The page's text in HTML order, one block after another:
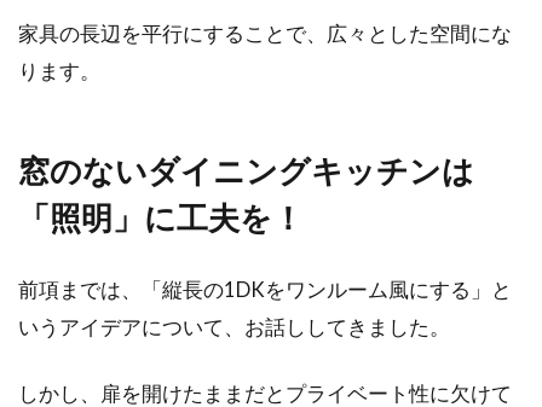
家具の長辺を平行にすることで、広々とした空間にな
ります。
窓のないダイニングキッチンは
「照明」に工夫を！
前項までは、「縦長の1DKをワンルーム風にする」と
いうアイデアについて、お話ししてきました。
しかし、扉を開けたままだとプライベート性に欠けて